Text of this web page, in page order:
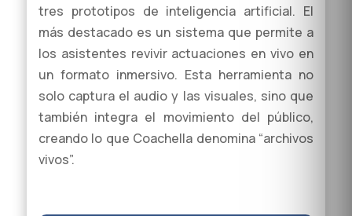
tres prototipos de inteligencia artificial. El
más destacado es un sistema que permite a
los asistentes revivir actuaciones en vivo en
un formato inmersivo. Esta herramienta no
solo captura el audio y las visuales, sino que
también integra el movimiento del público,
creando lo que Coachella denomina “archivos
vivos”.